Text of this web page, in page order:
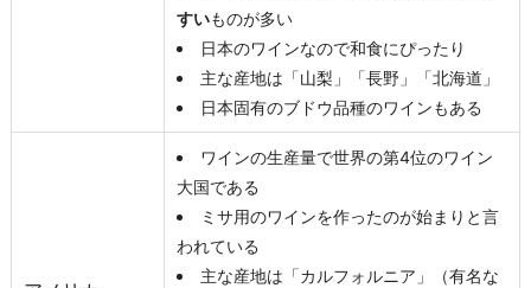
すいものが多い
日本のワインなので和食にぴったり
主な産地は「山梨」「長野」「北海道」
日本固有のブドウ品種のワインもある
ワインの生産量で世界の第4位のワイン
大国である
ミサ用のワインを作ったのが始まりと言
われている
主な産地は「カルフォルニア」（有名な